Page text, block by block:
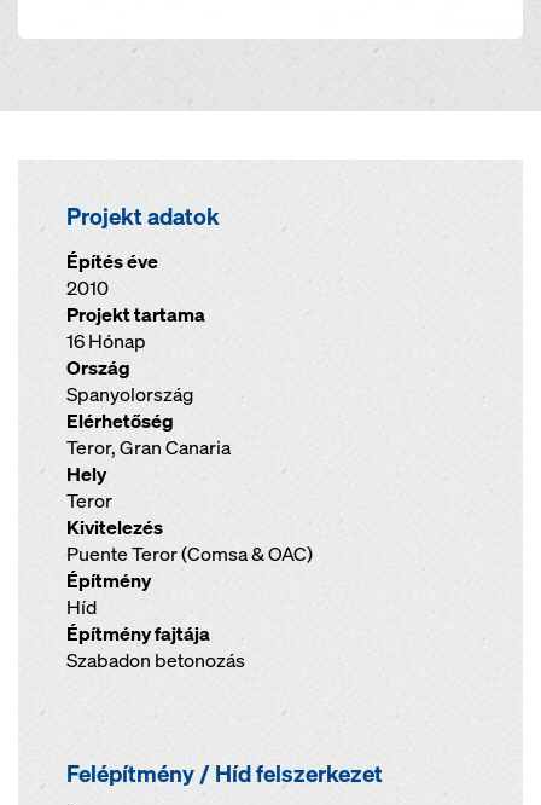
Projekt adatok
Építés éve
2010
Projekt tartama
16 Hónap
Ország
Spanyolország
Elérhetőség
Teror, Gran Canaria
Hely
Teror
Kivitelezés
Puente Teror (Comsa & OAC)
Építmény
Híd
Építmény fajtája
Szabadon betonozás
Felépítmény / Híd felszerkezet